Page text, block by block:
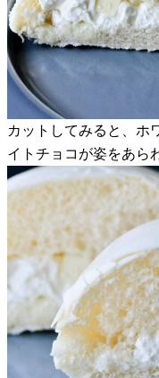
カットしてみると、ホ
イトチョコが姿をあら